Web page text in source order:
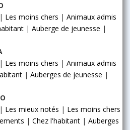
| Les moins chers | Animaux admis
| Auberge de jeunesse |
| Les moins chers | Animaux admis
| Auberges de jeunesse |
| Les mieux notés | Les moins chers
| Chez l'habitant | Auberges